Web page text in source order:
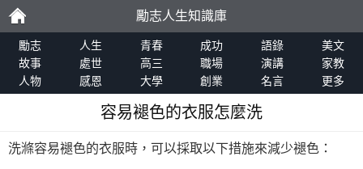
勵
志
勵志人生知識庫
勵志 人生 青春 成功 語錄
美文
故事
處世 高三 職場 演講
家教
人物
感恩 大學 創業 名言 更多
容易褪色的衣服怎麼洗
洗滌容易褪色的衣服時，可以採取以下措施來減少褪色：